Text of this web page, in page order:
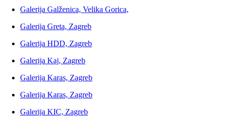
Galerija Galženica, Velika Gorica,
Galerija Greta, Zagreb
Galerija HDD, Zagreb
Galerija Kaj, Zagreb
Galerija Karas, Zagreb
Galerija Karas, Zagreb
Galerija KIC, Zagreb